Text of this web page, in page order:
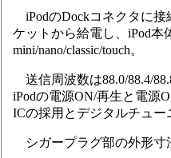
iPodのDockコネクタに接
ケットから給電し、iPod本
mini/nano/classic/touch。
送信周波数は88.0/88.4/
iPodの電源ON/再生と電源
ICの採用とデジタルチュー
シガープラグ部の外形寸